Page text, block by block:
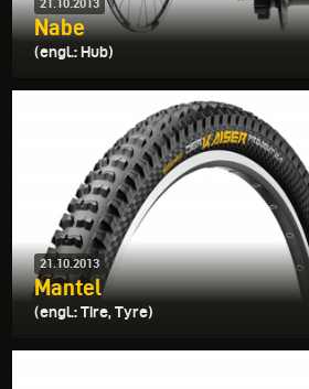
21.10.2013
Nabe
(engl.: Hub)
21.10.2013
Mantel
(engl.: Tire, Tyre)